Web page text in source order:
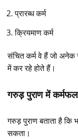
प्रारब्ध कर्म
क्रियमाण कर्म
संचित कर्म वे हैं जो अनेक
में कर रहे होते हैं।
गरुड़ पुराण में
गरुड़ पुराण बताता है कि
सकता।